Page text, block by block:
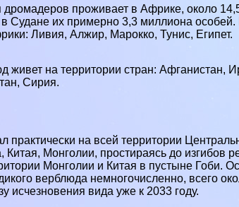
проживает в Африке, около
Судане их примерно 3,3 миллиона
Ливия, Алжир, Марокко, Тунис, Египет.
живет на территории стран:
Сирия.
пpaктически на всей территории
Китая, Монголии, простираясь до изгибов
Монголии и Китая в пустыне Гоби.
верблюда немногочисленно, всего
исчезновения вида уже к 2033 году.